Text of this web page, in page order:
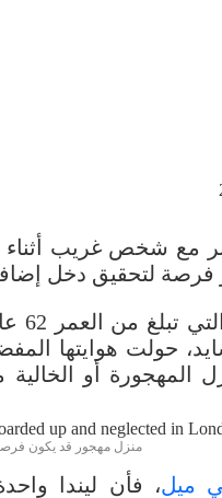
مع شخص غريب أثناء
فرصة لتحقيق دخل
التي تبلغ من العمر
، حولت هوايتها
المهجورة أو الخالية
منزل مهجور قد يكون
ميل، فأن ليندا